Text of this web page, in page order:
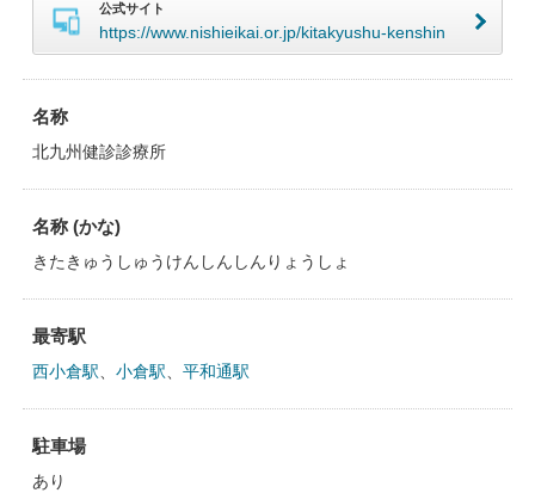
公式サイト
https://www.nishieikai.or.jp/kitakyushu-kenshin
名称
北九州健診診療所
名称 (かな)
きたきゅうしゅうけんしんしんりょうしょ
最寄駅
西小倉駅 小倉駅 平和通駅
駐車場
あり